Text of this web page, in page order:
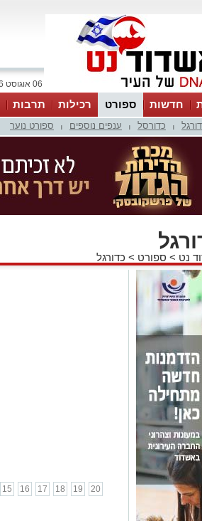
06 אוגוסט 2026 / 21:39
חדשות ספורט רכילות תרבות
כדורסל ענפים נוספים ספורט נוער
נט > ספורט > כדורגל
15 16 17 18 19
20